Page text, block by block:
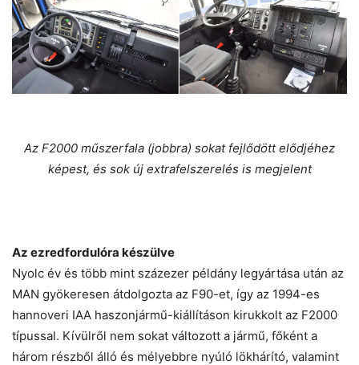
Az F2000 műszerfala (jobbra) sokat fejlődött elődjéhez
képest, és sok új extrafelszerelés is megjelent
Az ezredfordulóra készülve
Nyolc év és több mint százezer példány legyártása után az
MAN gyökeresen átdolgozta az F90-et, így az 1994-es
hannoveri IAA haszonjármű-kiállításon kirukkolt az F2000
típussal. Kívülről nem sokat változott a jármű, főként a
három részből álló és mélyebbre nyúló lökhárító, valamint